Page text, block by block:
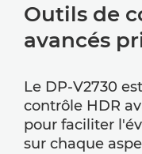
Outils de
avancés
Le DP-V2730
contrôle HDR
pour faciliter
sur chaque